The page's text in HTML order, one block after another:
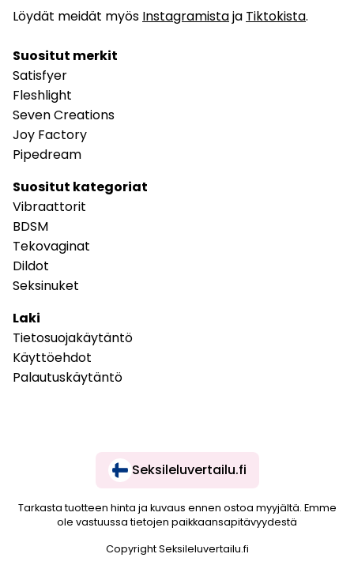
Löydät meidät myös Instagramistaja Tiktokista.
Suositut merkit
Satisfyer
Fleshlight
Seven Creations
Joy Factory
Pipedream
Suositut kategoriat
Vibraattorit
BDSM
Tekovaginat
Dildot
Seksinuket
Laki
Tietosuojakäytäntö
Käyttöehdot
Palautuskäytäntö
Seksileluvertailu.fi
Tarkasta tuotteen hinta ja kuvaus ennen ostoa myyjältä. Emme
ole vastuussa tietojen paikkaansapitävyydestä
Copyright Seksileluvertailu.fi